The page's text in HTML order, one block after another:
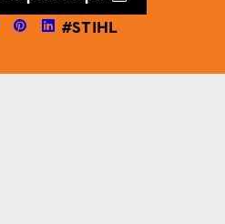
#STIHL